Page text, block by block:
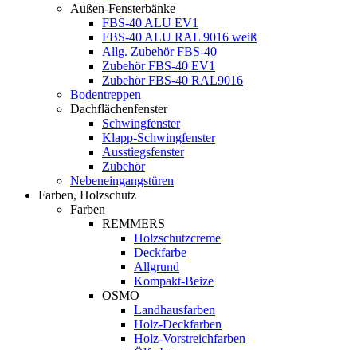
Außen-Fensterbänke
FBS-40 ALU EV1
FBS-40 ALU RAL 9016 weiß
Allg. Zubehör FBS-40
Zubehör FBS-40 EV1
Zubehör FBS-40 RAL9016
Bodentreppen
Dachflächenfenster
Schwingfenster
Klapp-Schwingfenster
Ausstiegsfenster
Zubehör
Nebeneingangstüren
Farben, Holzschutz
Farben
REMMERS
Holzschutzcreme
Deckfarbe
Allgrund
Kompakt-Beize
OSMO
Landhausfarben
Holz-Deckfarben
Holz-Vorstreichfarben